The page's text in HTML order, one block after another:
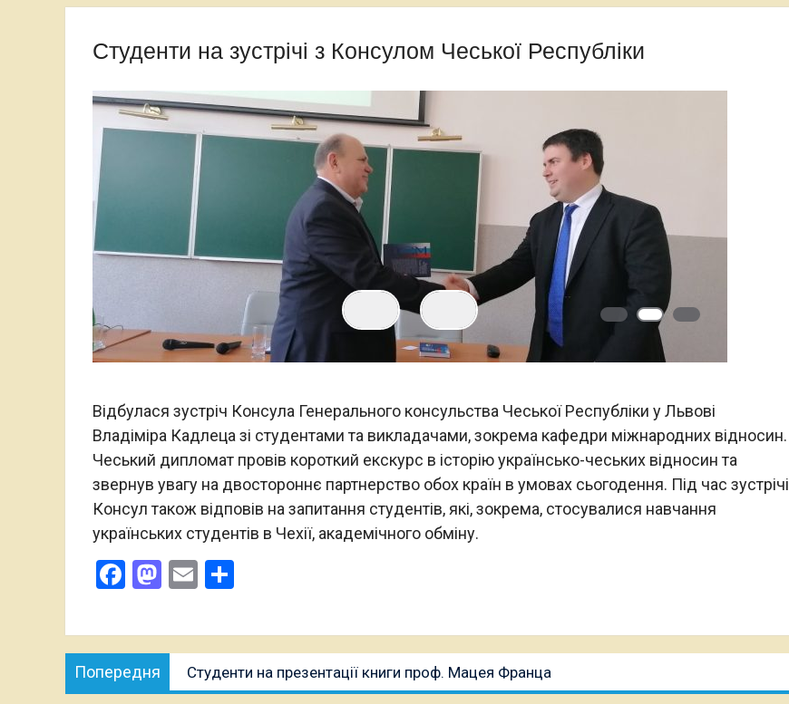
Варшавського університету
Студенти на зустрічі з Консулом Чеської Республіки
Відбулася зустріч Консула Генерального консульства Чеської Республіки у Львові
Владіміра Кадлеца зі студентами та викладачами, зокрема кафедри міжнародних відносин.
Чеський дипломат провів короткий екскурс в історію українсько-чеських відносин та
звернув увагу на двостороннє партнерство обох країн в умовах сьогодення. Під час зустрічі
Консул також відповів на запитання студентів, які, зокрема, стосувалися навчання
українських студентів в Чехії, академічного обміну.
Facebook
Mastodon
Email
Навігація
записів
Попередня
публікація:
Студенти на презентації книги проф. Мацея Франца